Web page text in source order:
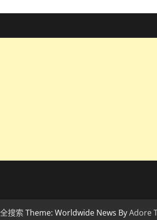
搜索 Theme: Worldwide News ByAdore